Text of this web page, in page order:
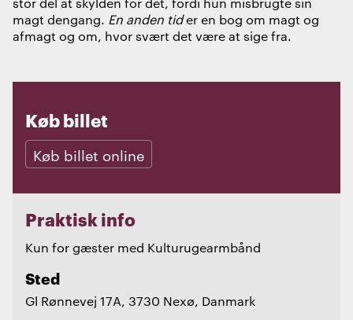
magt dengang. En anden tider en bog om magt og
afmagt og om, hvor svært det være at sige fra.
Køb billet
Køb billet online
Praktisk info
Kun for gæster med Kulturugearmbånd
Sted
Gl Rønnevej 17A, 3730 Nexø, Danmark